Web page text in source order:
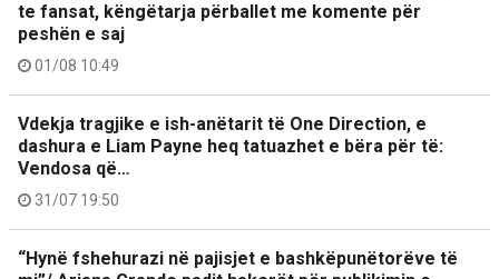
te fansat, këngëtarja përballet me komente për
peshën e saj
01/08 10:49
Vdekja tragjike e ish-anëtarit të One Direction, e
dashura e Liam Payne heq tatuazhet e bëra për të:
Vendosa që…
31/07 19:50
“Hynë fshehurazi në pajisjet e bashkëpunëtorëve të